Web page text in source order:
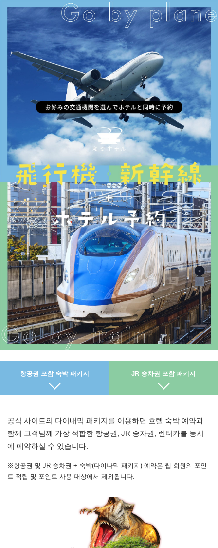
항공권 포함 숙박 패키지 JR 승차권 포함 패키지
공식 사이트의 다이내믹 패키지를 이용하면 호텔 숙박 예약과
함께 고객님께 가장 적합한 항공권, JR 승차권, 렌터카를 동시
에 예약하실 수 있습니다.
※항공권 및 JR 승차권 + 숙박(다이나믹 패키지) 예약은 웹 회원의 포인
트 적립 및 포인트 사용 대상에서 제외됩니다.